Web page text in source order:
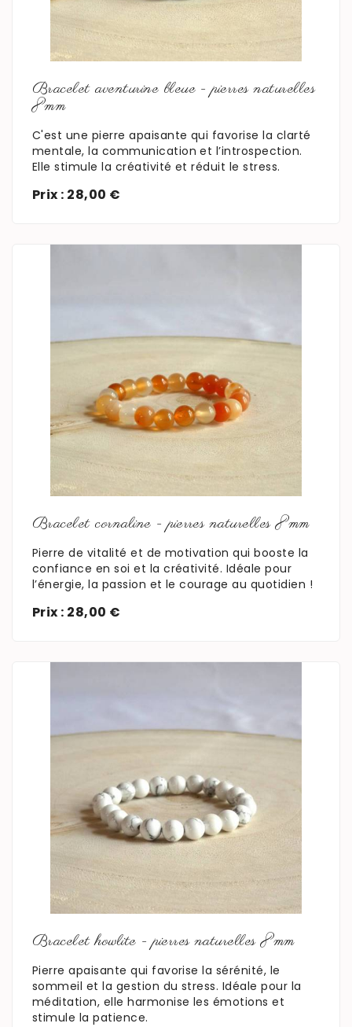
Bracelet aventurine bleue - pierres naturelles
8mm
C'est une pierre apaisante qui favorise la clarté
mentale, la communication et l’introspection.
Elle stimule la créativité et réduit le stress.
Prix : 28,00 €
En savoir plus
Bracelet cornaline - pierres naturelles 8mm
Pierre de vitalité et de motivation qui booste la
confiance en soi et la créativité. Idéale pour
l’énergie, la passion et le courage au quotidien !
Prix : 28,00 €
En savoir plus
Bracelet howlite - pierres naturelles 8mm
Pierre apaisante qui favorise la sérénité, le
sommeil et la gestion du stress. Idéale pour la
méditation, elle harmonise les émotions et
stimule la patience.
En savoir plus